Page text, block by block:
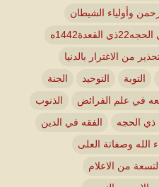
وأولياء الشيطان
من الاغترار بالدنيا
التوبة التوحيد
الجنة
في علم الفرائض
الذنوب
الحجه
الفقه في الدين
الله وصفاتة العلى
من الاعلام